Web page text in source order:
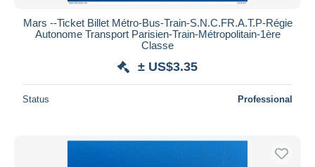
Mars --Ticket Billet Métro-Bus-Train-S.N.C.F️R.A.T.P-Régie
Autonome Transport Parisien-Train-Métropolitain-1ère
Classe
± US$3.35
Status Professional